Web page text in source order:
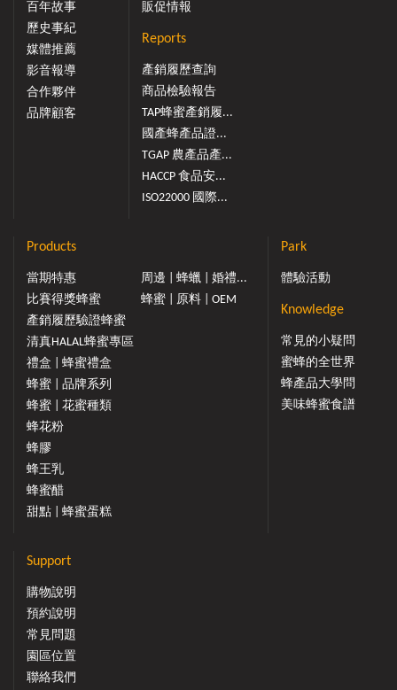
百年故事
歷史事紀
媒體推薦
影音報導
合作夥伴
品牌顧客
販促情報
Reports
產銷履歷查詢
商品檢驗報告
TAP蜂蜜產銷履...
國產蜂產品證...
TGAP 農產品產...
HACCP 食品安...
ISO22000 國際...
Products
當期特惠
比賽得獎蜂蜜
產銷履歷驗證蜂蜜
清真HALAL蜂蜜專區
禮盒 | 蜂蜜禮盒
蜂蜜 | 品牌系列
蜂蜜 | 花蜜種類
蜂花粉
蜂膠
蜂王乳
蜂蜜醋
甜點 | 蜂蜜蛋糕
周邊 | 蜂蠟 | 婚禮...
蜂蜜 | 原料 | OEM
Park
體驗活動
Knowledge
常見的小疑問
蜜蜂的全世界
蜂產品大學問
美味蜂蜜食譜
Support
購物說明
預約說明
常見問題
園區位置
聯絡我們